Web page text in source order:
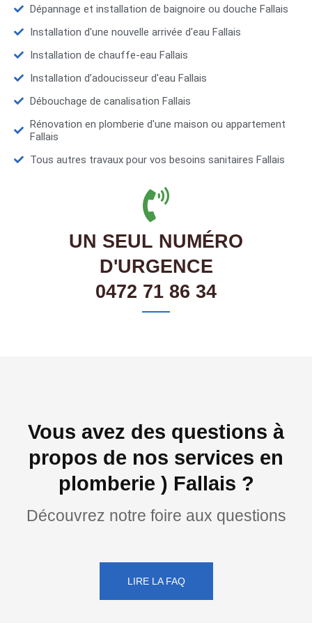
Dépannage et installation de baignoire ou douche Fallais
Installation d'une nouvelle arrivée d'eau Fallais
Installation de chauffe-eau Fallais
Installation d’adoucisseur d'eau Fallais
Débouchage de canalisation Fallais
Rénovation en plomberie d'une maison ou appartement
Fallais
Tous autres travaux pour vos besoins sanitaires Fallais
UN SEUL NUMÉRO
D'URGENCE
0472 71 86 34
Vous avez des questions à
propos de nos services en
plomberie ) Fallais ?
Découvrez notre foire aux questions
LIRE LA FAQ